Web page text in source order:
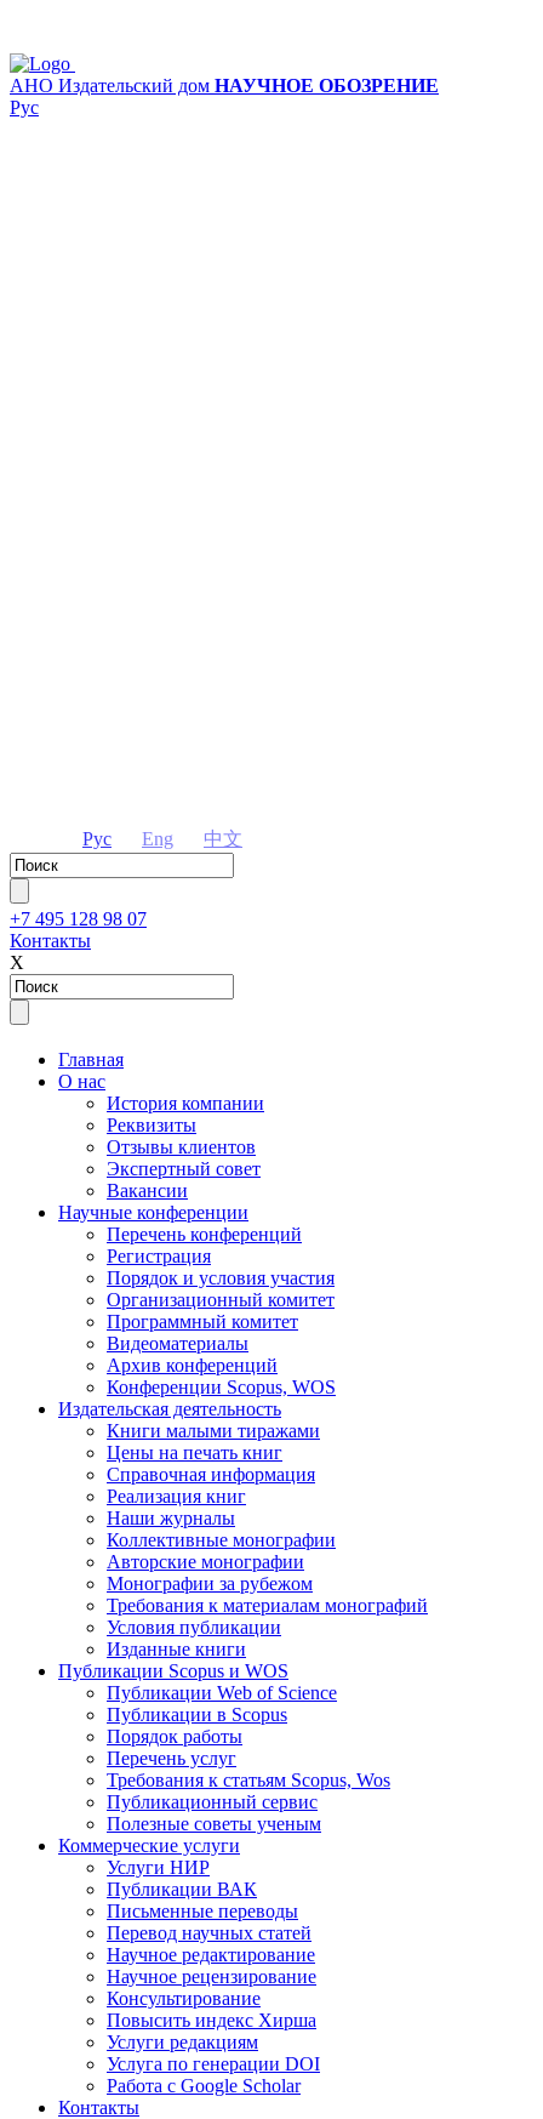
АНО Издательский дом НАУЧНОЕ ОБОЗРЕНИЕ
Рус
Рус Eng 中文
+7 495 128 98 07
Контакты
Х
Главная
О нас
История компании
Реквизиты
Отзывы клиентов
Экспертный совет
Вакансии
Научные конференции
Перечень конференций
Регистрация
Порядок и условия участия
Организационный комитет
Программный комитет
Видеоматериалы
Архив конференций
Конференции Scopus, WOS
Издательская деятельность
Книги малыми тиражами
Цены на печать книг
Справочная информация
Реализация книг
Наши журналы
Коллективные монографии
Авторские монографии
Монографии за рубежом
Требования к материалам монографий
Условия публикации
Изданные книги
Публикации Scopus и WOS
Публикации Web of Science
Публикации в Scopus
Порядок работы
Перечень услуг
Требования к статьям Scopus, Wos
Публикационный сервис
Полезные советы ученым
Коммерческие услуги
Услуги НИР
Публикации ВАК
Письменные переводы
Перевод научных статей
Научное редактирование
Научное рецензирование
Консультирование
Повысить индекс Хирша
Услуги редакциям
Услуга по генерации DOI
Работа с Google Scholar
Контакты